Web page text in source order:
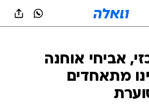
אביחי אוחנה
מתאחדים